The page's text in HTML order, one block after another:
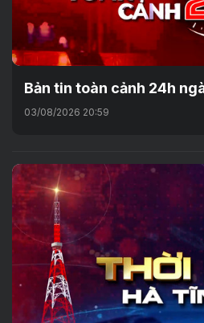
Bản tin toàn cảnh 24h
03/08/2026 20:59